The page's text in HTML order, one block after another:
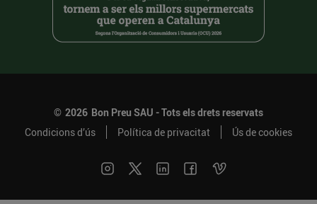
© 2026 Bon Preu SAU - Tots els drets reservats
Condicions d’ús
Política de privacitat Ús de cookies